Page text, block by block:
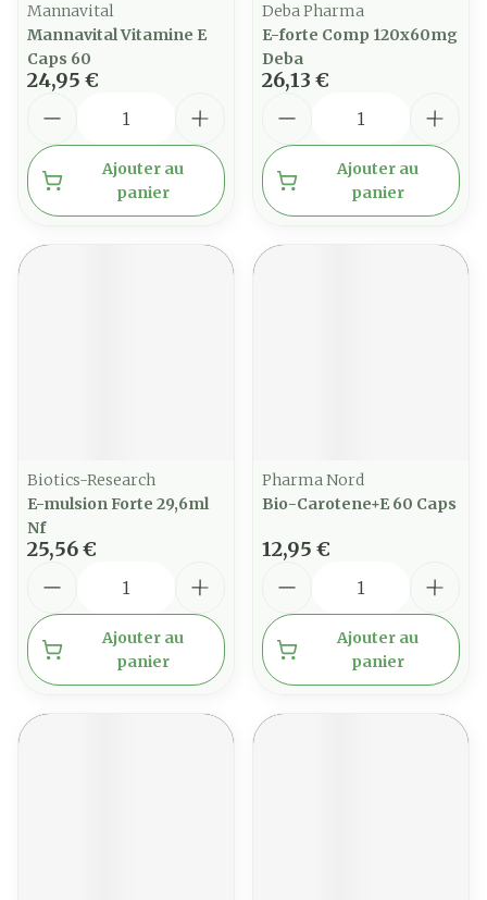
Mannavital
Mannavital Vitamine E
Caps 60
24,95 €
Ajouter au
panier
Deba Pharma
E-forte Comp 120x60mg
Deba
26,13 €
Ajouter au
panier
Biotics-Research
E-mulsion Forte 29,6ml
Nf
25,56 €
Ajouter au
panier
Pharma Nord
Bio-Carotene+E 60 Caps
12,95 €
Ajouter au
panier